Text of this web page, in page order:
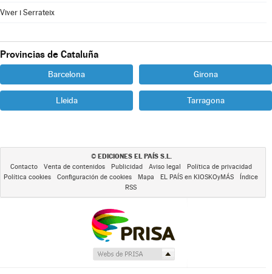
Viver i Serrateix
Provincias de Cataluña
Barcelona Girona
Lleida Tarragona
© EDICIONES EL PAÍS S.L.
Contacto Venta de contenidos Publicidad Aviso legal
Política de privacidad
Política cookies
Configuración de cookies Mapa EL PAÍS en KIOSKOyMÁS
Índice
RSS